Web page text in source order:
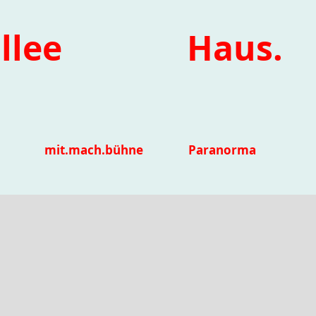
Haus.
mit.mach.bühne Paranorma